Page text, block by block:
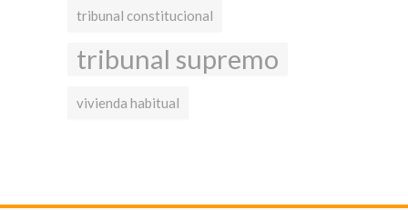
tribunal constitucional
tribunal supremo
vivienda habitual